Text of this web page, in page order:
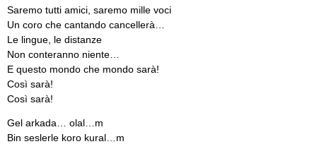
Saremo tutti amici, saremo mille voci
Un coro che cantando cancellerà…
Le lingue, le distanze
Non conteranno niente…
E questo mondo che mondo sarà!
Così sarà!
Così sarà!
Gel arkada… olal…m
Bin seslerle koro kural…m